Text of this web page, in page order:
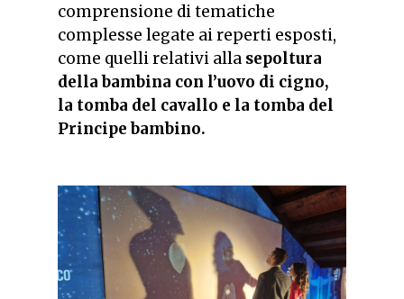
comprensione ditematiche
complesse legate ai reperti esposti,
come quelli relativi alla sepoltura
della bambina con l’uovo di cigno,
la tomba del cavallo e la tomba del
Principe bambino.